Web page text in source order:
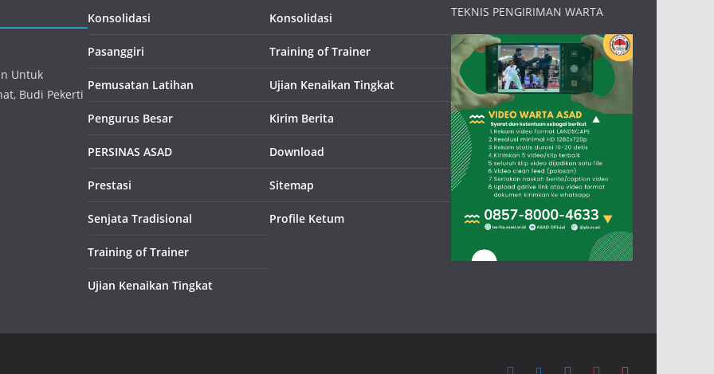
Untuk
Budi Pekerti
Konsolidasi
Pasanggiri
Pemusatan Latihan
Pengurus Besar
PERSINAS ASAD
Prestasi
Senjata Tradisional
Training of Trainer
Ujian Kenaikan Tingkat
Konsolidasi
Training of Trainer
Ujian Kenaikan Tingkat
Kirim Berita
Download
Sitemap
Profile Ketum
TEKNIS PENGIRIMAN WARTA